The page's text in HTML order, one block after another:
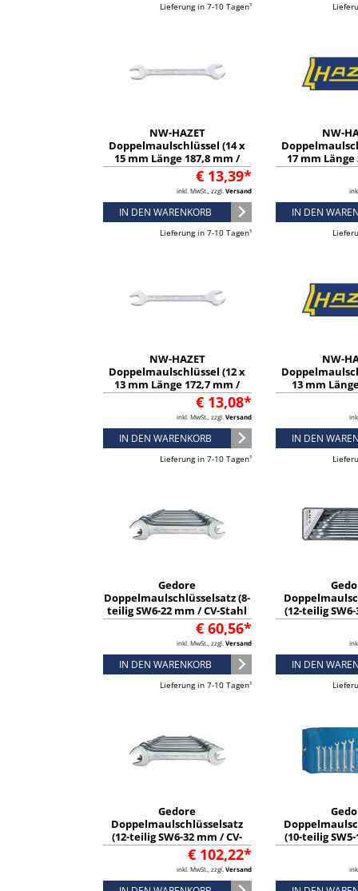
Lieferung in 7-10 Tagen¹
NW-HAZET
Doppelmaulschlüssel (14 x
15 mm Länge 187,8 mm /
verchromt) - 450N-14X15
€ 13,39*
inkl. MwSt., zzgl. Versand
IN DEN WARENKORB
Lieferung in 7-10 Tagen¹
NW-
17 mm
verchromt) -
IN DEN
NW-HAZET
Doppelmaulschlüssel (12 x
13 mm Länge 172,7 mm /
verchromt) - 450N-12X13
€ 13,08*
inkl. MwSt., zzgl. Versand
IN DEN WARENKORB
Lieferung in 7-10 Tagen¹
NW-
13 mm
verchromt) -
IN DEN
Gedore
Doppelmaulschlüsselsatz (8-
teilig SW6-22 mm / CV-Stahl
verchromt) - 6077380
€ 60,56*
inkl. MwSt., zzgl. Versand
IN DEN WARENKORB
Lieferung in 7-10 Tagen¹
(12-teilig
Stahl
IN DEN
Gedore
Doppelmaulschlüsselsatz
(12-teilig SW6-32 mm / CV-
Stahl verchromt) - 6077890
€ 102,22*
inkl. MwSt., zzgl. Versand
(10-teilig
Stahl